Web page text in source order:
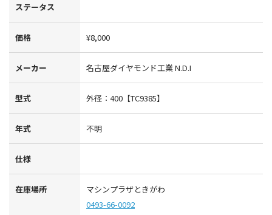
ステータス
価格 ¥8,000
メーカー 名古屋ダイヤモンド工業 N.D.I
型式 外径：400【TC9385】
年式 不明
仕様
在庫場所
マシンプラザときがわ
0493-66-0092